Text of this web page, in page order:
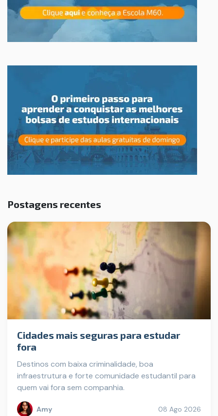
Postagens recentes
Cidades mais seguras para estudar
fora
Destinos com baixa criminalidade, boa
infraestrutura e forte comunidade estudantil para
quem vai fora sem companhia.
Amy 08 Ago 2026